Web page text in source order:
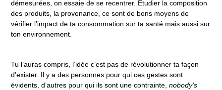
démesurées, on essaie de se recentrer. Étudier la composition
des produits, la provenance, ce sont de bons moyens de
vérifier l’impact de ta consommation sur ta santé mais aussi sur
ton environnement.
Tu l’auras compris, l’idée c’est pas de révolutionner ta façon
d’exister. Il y a des personnes pour qui ces gestes sont
évidents, d’autres pour qui ils sont une contrainte, nobody’s